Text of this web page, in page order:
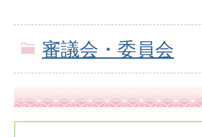
審議会・委員会